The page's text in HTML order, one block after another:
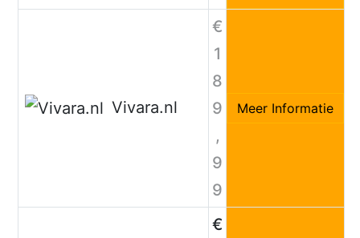
Vivara.nl
€
1
8
9
,
9
9
Meer Informatie
€